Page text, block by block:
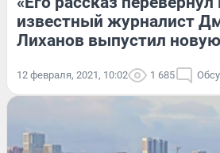
известный журналист
Лиханов выпустил
12 февраля, 2021, 10:02 1 685